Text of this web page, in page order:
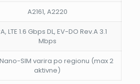
A2161, A2220
LTE 1.6 Gbps DL, EV-DO Rev.A 3.1
Mbps
SIM varira po regionu (max 2
aktivne)